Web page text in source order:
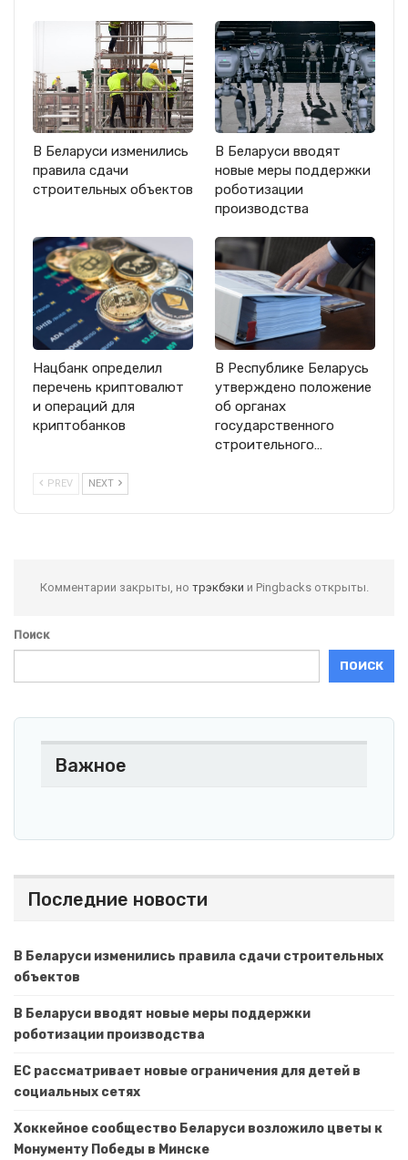
В Беларуси изменились
правила сдачи
строительных объектов
В Беларуси вводят
новые меры поддержки
роботизации
производства
Нацбанк определил
перечень криптовалют
и операций для
криптобанков
В Республике Беларусь
утверждено положение
об органах
государственного
строительного…
PREV NEXT
Комментарии закрыты, но трэкбэки и Pingbacks открыты.
Поиск
ПОИСК
Важное
Последние новости
В Беларуси изменились правила сдачи строительных
объектов
В Беларуси вводят новые меры поддержки
роботизации производства
ЕС рассматривает новые ограничения для детей в
социальных сетях
Хоккейное сообщество Беларуси возложило цветы к
Монументу Победы в Минске